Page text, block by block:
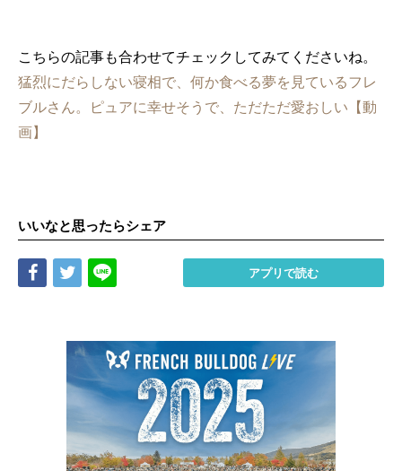
こちらの記事も合わせてチェックしてみてくださいね。
猛烈にだらしない寝相で、何か食べる夢を見ているフレ
ブルさん。ピュアに幸せそうで、ただただ愛おしい【動
画】
いいなと思ったらシェア
Share Tweet アプリで読む